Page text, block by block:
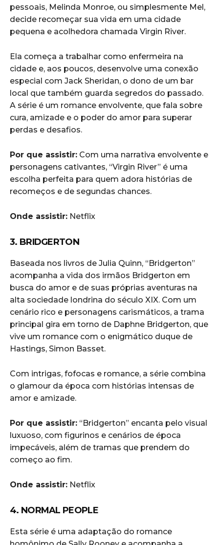
pessoais, Melinda Monroe, ou simplesmente Mel,
decide recomeçar sua vida em uma cidade
pequena e acolhedora chamada Virgin River.
Ela começa a trabalhar como enfermeira na
cidade e, aos poucos, desenvolve uma conexão
especial com Jack Sheridan, o dono de um bar
local que também guarda segredos do passado.
A série é um romance envolvente, que fala sobre
cura, amizade e o poder do amor para superar
perdas e desafios.
Por que assistir: Com uma narrativa envolvente e
personagens cativantes, “Virgin River” é uma
escolha perfeita para quem adora histórias de
recomeços e de segundas chances.
Onde assistir: Netflix
3. BRIDGERTON
Baseada nos livros de Julia Quinn, “Bridgerton”
acompanha a vida dos irmãos Bridgerton em
busca do amor e de suas próprias aventuras na
alta sociedade londrina do século XIX. Com um
cenário rico e personagens carismáticos, a trama
principal gira em torno de Daphne Bridgerton, que
vive um romance com o enigmático duque de
Hastings, Simon Basset.
Com intrigas, fofocas e romance, a série combina
o glamour da época com histórias intensas de
amor e amizade.
Por que assistir: “Bridgerton” encanta pelo visual
luxuoso, com figurinos e cenários de época
impecáveis, além de tramas que prendem do
começo ao fim.
Onde assistir: Netflix
4. NORMAL PEOPLE
Esta série é uma adaptação do romance